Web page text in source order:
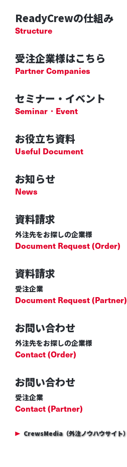
ReadyCrewの仕組み
Structure
受注企業様はこちら
Partner Companies
セミナー・イベント
Seminar・Event
お知らせ
News
資料請求
外注先をお探しの企業様
Document Request (Order)
お問い合わせ
外注先をお探しの企業様
Contact (Order)
お役立ち資料
Useful Document
資料請求
受注企業
Document Request (Partner)
お問い合わせ
受注企業
Contact (Partner)
CrewsMedia（外注ノウハウサイト）